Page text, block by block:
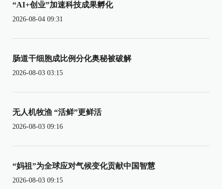
“AI+创业”加速科技成果孵化
2026-08-04 09:31
肠道干细胞成比例分化奥秘被破解
2026-08-03 03:15
无人机牧渔 “活鲜”更鲜活
2026-08-03 09:16
“妈祖”为全球应对气候变化贡献中国智慧
2026-08-03 09:15